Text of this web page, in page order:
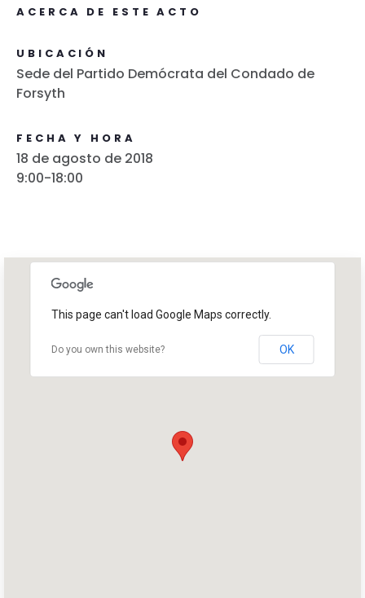
ACERCA DE ESTE ACTO
UBICACIÓN
Sede del Partido Demócrata del Condado de
Forsyth
FECHA Y HORA
18 de agosto de 2018
9:00-18:00
This page can't load Google Maps correctly.
Do you own this website? OK